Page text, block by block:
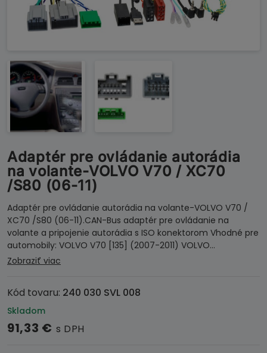
Adaptér pre ovládanie autorádia
na volante-VOLVO V70 / XC70
/S80 (06-11)
Adaptér pre ovládanie autorádia na volante-VOLVO V70 /
XC70 /S80 (06-11).CAN-Bus adaptér pre ovládanie na
volante a pripojenie autorádia s ISO konektorom Vhodné pre
automobily: VOLVO V70 [135] (2007-2011) VOLVO…
Zobraziť viac
Kód tovaru: 240 030 SVL 008
Skladom
91,33 € s DPH